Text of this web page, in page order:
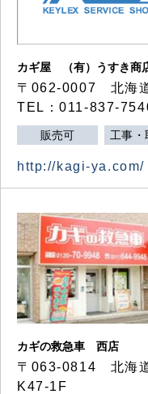
カギ屋 （有）うすき商
〒062-0007 北海
TEL：011-837-
販売可 工事・
http://kagi-ya.com/
カギの救急車 西店
〒063-0814 北海
K47-1F